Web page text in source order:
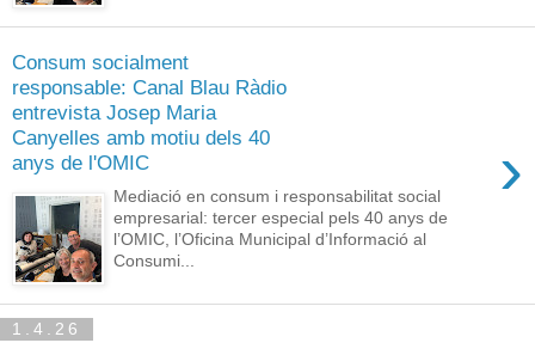
Consum socialment
responsable: Canal Blau Ràdio
entrevista Josep Maria
Canyelles amb motiu dels 40
anys de l'OMIC
›
Mediació en consum i responsabilitat social
empresarial: tercer especial pels 40 anys de
l’OMIC, l’Oficina Municipal d’Informació al
Consumi...
1.4.26